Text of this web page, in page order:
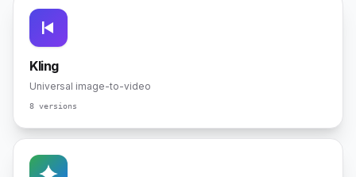
Kling
Universal image-to-video
8 versions